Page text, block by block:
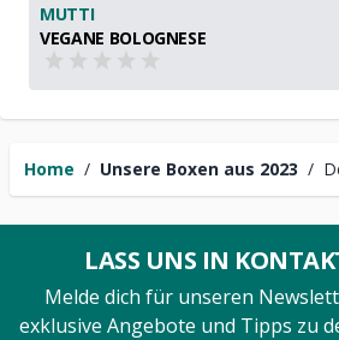
Home / Unsere Boxen aus 2023 /
MUTTI
VEGANE BOLOGNESE
LASS UNS IN
Melde dich für unseren
exklusive Angebote und Tipps zu